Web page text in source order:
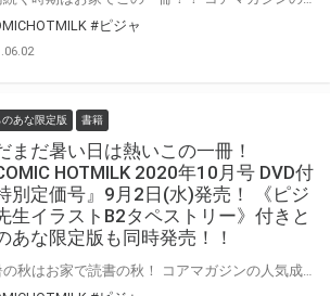
#ピジャ
のあな限定版 書籍
まだ暑い日は熱いこの一冊！
HOTMILK 2020年10月号 DVD付
別定価号』9月2日(水)発売！ 《ピジ
生イラストB2タペストリー》付きと
あな限定版も同時発売！！